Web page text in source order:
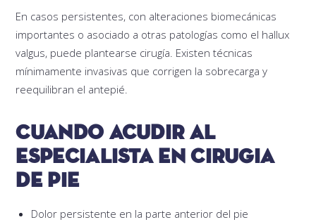
En casos persistentes, con alteraciones biomecánicas
importantes o asociado a otras patologías como el hallux
valgus, puede plantearse cirugía. Existen técnicas
mínimamente invasivas que corrigen la sobrecarga y
reequilibran el antepié.
Cuando acudir al
especialista en cirugia
de pie
Dolor persistente en la parte anterior del pie